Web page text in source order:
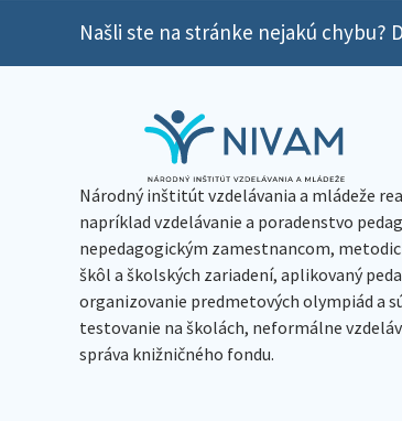
Našli ste na stránke nejakú chybu?
Národný inštitút vzdelávania a mládeže
napríklad vzdelávanie a poradenstvo
nepedagogickým zamestnancom,
škôl a školských zariadení, aplikovaný
organizovanie predmetových olympiád a
testovanie na školách, neformálne
správa knižničného fondu.